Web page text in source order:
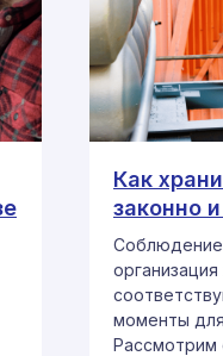
Как
законно
Соблюдение
моменты
Рассмотрим